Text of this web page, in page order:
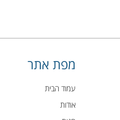
מפת אתר
עמוד הבית
אודות